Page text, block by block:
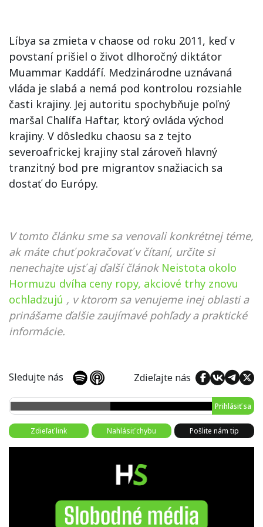
Líbya sa zmieta v chaose od roku 2011, keď v
povstaní prišiel o život dlhoročný diktátor
Muammar Kaddáfí. Medzinárodne uznávaná
vláda je slabá a nemá pod kontrolou rozsiahle
časti krajiny. Jej autoritu spochybňuje poľný
maršal Chalífa Haftar, ktorý ovláda východ
krajiny. V dôsledku chaosu sa z tejto
severoafrickej krajiny stal zároveň hlavný
tranzitný bod pre migrantov snažiacich sa
dostať do Európy.
V tomto článku sme sa venovali konkrétnej téme,
ak máte chuť pokračovať v čítaní, určite si
nenechajte ujsť aj ďalší článok Neistota okolo
Hormuzu dvíha ceny ropy, akciové trhy znovu
ochladzujú , v ktorom sa venujeme inej oblasti a
prinášame ďalšie zaujímavé pohľady a praktické
informácie.
Sledujte nás Zdieľajte nás
Prihlásiť sa
Zdieľať link Nahlásiť chybu Pošlite nám tip